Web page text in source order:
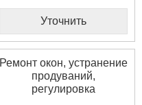
Уточнить
Ремонт окон, устранение
продуваний,
регулировка